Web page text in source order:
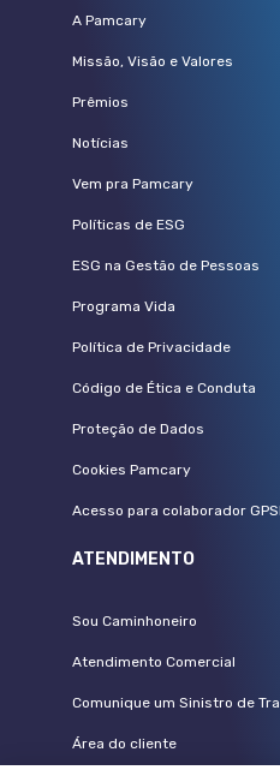
A Pamcary
Missão, Visão e Valores
Prêmios
Notícias
Vem pra Pamcary
Políticas de ESG
ESG na Gestão de Pessoas
Programa Vida
Política de Privacidade
Código de Ética e Conduta
Proteção de Dados
Cookies Pamcary
Acesso para colaborador
ATENDIMENTO
Sou Caminhoneiro
Atendimento Comercial
Comunique um Sinistro de
Área do cliente